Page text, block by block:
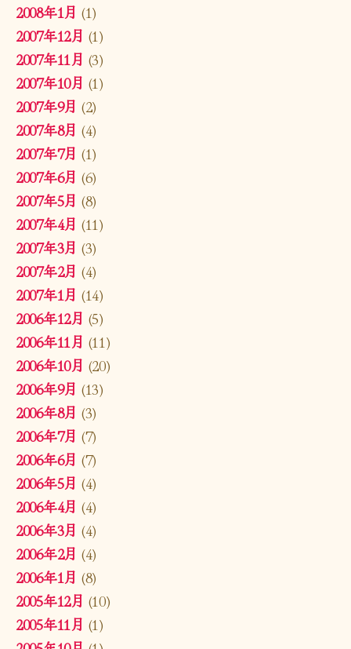
2008年1月 (1)
2007年12月 (1)
2007年11月 (3)
2007年10月 (1)
2007年9月 (2)
2007年8月 (4)
2007年7月 (1)
2007年6月 (6)
2007年5月 (8)
2007年4月 (11)
2007年3月 (3)
2007年2月 (4)
2007年1月 (14)
2006年12月 (5)
2006年11月 (11)
2006年10月 (20)
2006年9月 (13)
2006年8月 (3)
2006年7月 (7)
2006年6月 (7)
2006年5月 (4)
2006年4月 (4)
2006年3月 (4)
2006年2月 (4)
2006年1月 (8)
2005年12月 (10)
2005年11月 (1)